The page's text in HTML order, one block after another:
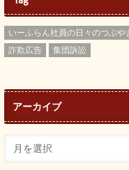
いーふらん社員の日々のつぶや
詐欺広告
集団訴訟
アーカイブ